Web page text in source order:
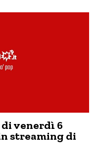
venerdì 6
streaming di